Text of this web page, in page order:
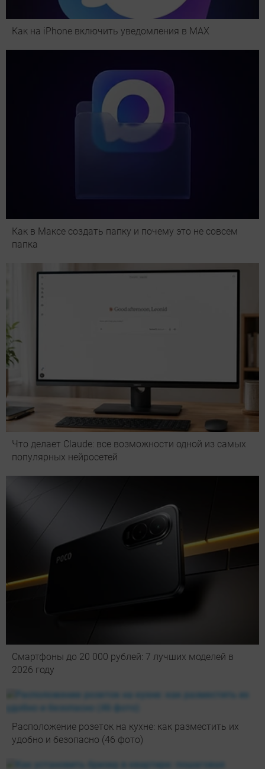
Как на iPhone включить уведомления в MAX
Как в Максе создать папку и почему это не совсем
папка
Что делает Сlaude: все возможности одной из самых
популярных нейросетей
Смартфоны до 20 000 рублей: 7 лучших моделей в
2026 году
Расположение розеток на кухне: как разместить их
удобно и безопасно (46 фото)